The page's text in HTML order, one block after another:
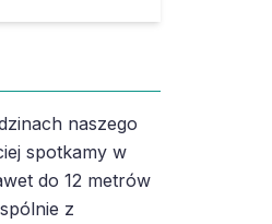
naszego
spotkamy w
do 12 metrów
z